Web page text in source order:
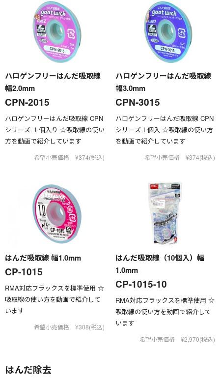
ハロゲンフリーはんだ吸取線
幅2.0mm
CPN-2015
ハロゲンフリーはんだ吸取線 CPN
シリーズ １個入り ☆吸取線の使い
方を動画で紹介しています
希望小売価格 ¥374(税込)
ハロゲンフリーはんだ吸取線
幅3.0mm
CPN-3015
ハロゲンフリーはんだ吸取線 CPN
シリーズ１個入 ☆吸取線の使い方
を動画で紹介しています
希望小売価格 ¥374(税込)
はんだ吸取線 幅1.0mm
CP-1015
RMA対応フラックスを標準使用 ☆
吸取線の使い方を動画で紹介して
います
希望小売価格 ¥308(税込)
はんだ吸取線（10個入）幅
1.0mm
CP-1015-10
RMA対応フラックスを標準使用 ☆
吸取線の使い方を動画で紹介して
います
希望小売価格 ¥2,970(税込)
はんだ除去